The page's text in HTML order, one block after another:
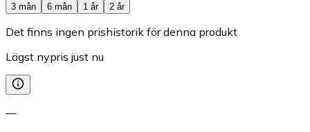
3 mån
6 mån 1 år 2 år
Det finns ingen prishistorik för denna produkt
Lägst nypris just nu
—